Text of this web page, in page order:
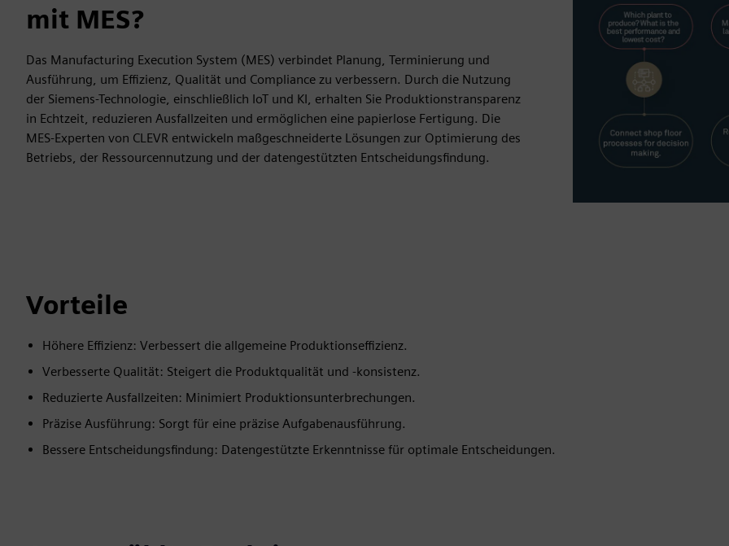
mit MES?
Das Manufacturing Execution System (MES) verbindet Planung, Terminierung und
Ausführung, um Effizienz, Qualität und Compliance zu verbessern. Durch die Nutzung
der Siemens-Technologie, einschließlich IoT und KI, erhalten Sie Produktionstransparenz
in Echtzeit, reduzieren Ausfallzeiten und ermöglichen eine papierlose Fertigung. Die
MES-Experten von CLEVR entwickeln maßgeschneiderte Lösungen zur Optimierung des
Betriebs, der Ressourcennutzung und der datengestützten Entscheidungsfindung.
Vorteile
Höhere Effizienz: Verbessert die allgemeine Produktionseffizienz.
Verbesserte Qualität: Steigert die Produktqualität und -konsistenz.
Reduzierte Ausfallzeiten: Minimiert Produktionsunterbrechungen.
Präzise Ausführung: Sorgt für eine präzise Aufgabenausführung.
Bessere Entscheidungsfindung: Datengestützte Erkenntnisse für optimale Entscheidungen.